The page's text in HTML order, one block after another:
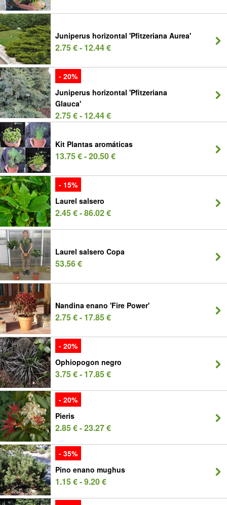
Juniperus horizontal 'Pfitzeriana Aurea'
2.75 € - 12.44 €
- 20%
Juniperus horizontal 'Pfitzeriana
Glauca'
2.75 € - 12.44 €
Kit Plantas aromáticas
13.75 € - 20.50 €
- 15%
Laurel salsero
2.45 € - 86.02 €
Laurel salsero Copa
53.56 €
Nandina enano 'Fire Power'
2.75 € - 17.85 €
- 20%
Ophiopogon negro
3.75 € - 17.85 €
- 20%
Pieris
2.85 € - 23.27 €
- 35%
Pino enano mughus
1.15 € - 9.20 €